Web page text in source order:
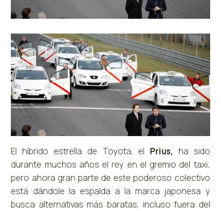
El híbrido estrella de Toyota, el Prius, ha sido
durante muchos años el rey en el gremio del taxi;
pero ahora gran parte de este poderoso colectivo
está dándole la espalda a la marca japonesa y
busca alternativas más baratas, incluso fuera del